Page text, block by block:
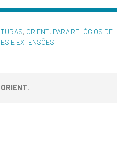
, ORIENT, PARA RELÓGIOS DE
E EXTENSÕES
ORIENT.